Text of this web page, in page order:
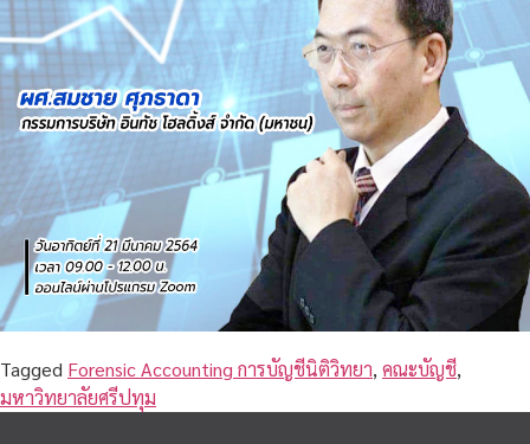
Tagged Forensic Accounting การบัญชีนิติวิทยา, คณะบัญชี,
มหาวิทยาลัยศรีปทุม